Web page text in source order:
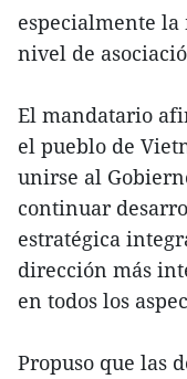
especialmente
nivel de
El mandatario
el pueblo de
unirse al
continuar
estratégica
dirección más
en todos los
Propuso que las